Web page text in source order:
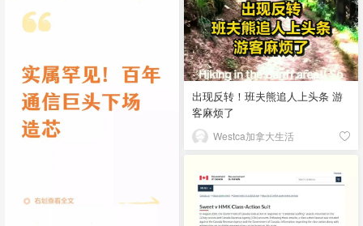
出现反转！班夫熊追人上头条 游
客麻烦了
Westca加拿大生活